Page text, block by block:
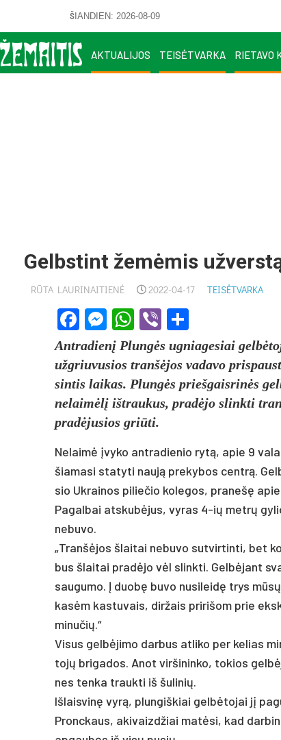
ŠIANDIEN: 2026-08-09
AKTUALIJOS TEISĖTVARKA RIETAVO
Gelbstint žemėmis
RŪTA LAURINAITIENĖ 2022-04-17 TEISĖTVARKA
Facebook
Messenger
WhatsApp
Viber
Ant­ra­dienį Plungės ug­nia­ge­siai
užg­riu­vu­sios tranšė­jos va­da­vo
sin­tis lai­kas. Plungės prie­šgais­rinės
ne­laimėlį išt­rau­kus, pra­dėjo slink­ti
pra­dėju­sios griū­ti.
Ne­laimė įvy­ko ant­ra­die­nio rytą, apie 9
šia­ma­si sta­ty­ti naują pre­ky­bos centrą.
sio Uk­rai­nos pi­lie­čio ko­le­gos, pra­nešę
Pa­gal­bai at­skubė­jus, vy­ras 4-ių metrų
ne­bu­vo.
„Tranšė­jos šlai­tai ne­bu­vo su­tvir­tin­ti, bet
bus šlai­tai pra­dėjo vėl slink­ti. Gelbė­jant
sau­gu­mo. Į duobę bu­vo nu­si­leidę trys
kasėm kas­tu­vais, dir­žais pri­ri­šom prie
mi­nu­čių.“
Vi­sus gelbė­ji­mo dar­bus at­li­ko per ke­lias
tojų bri­ga­dos. Anot vir­ši­nin­ko, to­kios
nes ten­ka trauk­ti iš šu­li­nių.
Iš­lais­vinę vyrą, plun­giš­kiai gelbė­to­jai jį
Pronc­kaus, aki­vaizd­žiai matė­si, kad